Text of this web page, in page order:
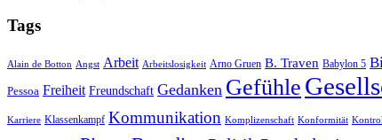
Tags
Alain de Botton Angst Arbeit Arbeitslosigkeit Arno Gruen B. Traven Babylon 5
Pessoa Freiheit Freundschaft Gedanken Gefühle
Karriere Klassenkampf Kommunikation Komplizenschaft Konformität